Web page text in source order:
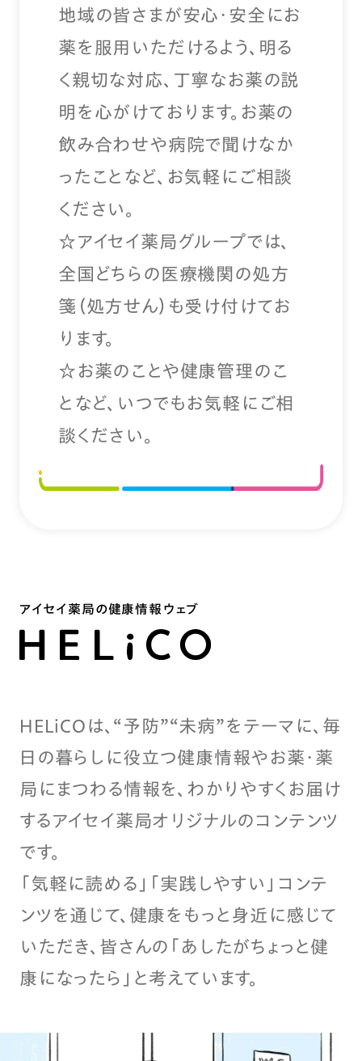
地域の皆さまが安心・安全にお
薬を服用いただけるよう、明る
く親切な対応、丁寧なお薬の説
明を心がけております。お薬の
飲み合わせや病院で聞けなか
ったことなど、お気軽にご相談
ください。
☆アイセイ薬局グループでは、
全国どちらの医療機関の処方
箋（処方せん）も受け付けてお
ります。
☆お薬のことや健康管理のこ
となど、いつでもお気軽にご相
談ください。
アイセイ薬局の健康情報ウェブ
HELiCOは、“予防”“未病”をテーマに、毎
日の暮らしに役立つ健康情報やお薬・薬
局にまつわる情報を、わかりやすくお届け
するアイセイ薬局オリジナルのコンテンツ
です。
「気軽に読める」「実践しやすい」コンテ
ンツを通じて、健康をもっと身近に感じて
いただき、皆さんの「あしたがちょっと健
康になったら」と考えています。